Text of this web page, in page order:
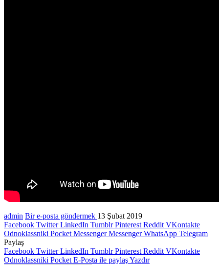
admin Bir e-posta göndermek 13 Şubat 2019
Facebook Twitter LinkedIn Tumblr Pinterest Reddit VKontakte
Odnoklassniki Pocket Messenger Messenger WhatsApp Telegram
Paylaş
Facebook Twitter LinkedIn Tumblr Pinterest Reddit VKontakte
Odnoklassniki Pocket E-Posta ile paylaşYazdır